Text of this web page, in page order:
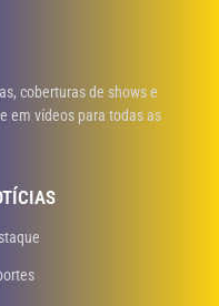
coberturas de shows e
em vídeos para todas as